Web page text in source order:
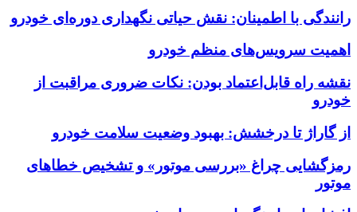
رانندگی با اطمینان: نقش حیاتی نگهداری دوره‌ای خودرو
اهمیت سرویس‌های منظم خودرو
نقشه راه قابل‌اعتماد بودن: نکات ضروری مراقبت از
خودرو
از گاراژ تا درخشش: بهبود وضعیت سلامت خودرو
رمزگشایی چراغ «بررسی موتور» و تشخیص خطاهای
موتور